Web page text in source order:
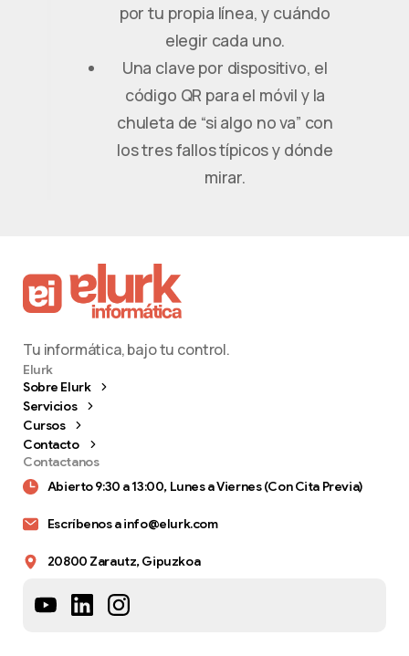
por tu propia línea, y cuándo
elegir cada uno.
Una clave por dispositivo, el
código QR para el móvil y la
chuleta de “si algo no va” con
los tres fallos típicos y dónde
mirar.
Tu informática, bajo tu control.
Elurk
Sobre Elurk
Servicios
Cursos
Contacto
Contactanos
Abierto 9:30 a 13:00, Lunes a Viernes (Con Cita Previa)
Escríbenos a info@elurk.com
20800 Zarautz, Gipuzkoa
Disponible de 9:30 a 15:00, Lunes a Viernes.
943 53 18 51
Escríbenos un mensaje